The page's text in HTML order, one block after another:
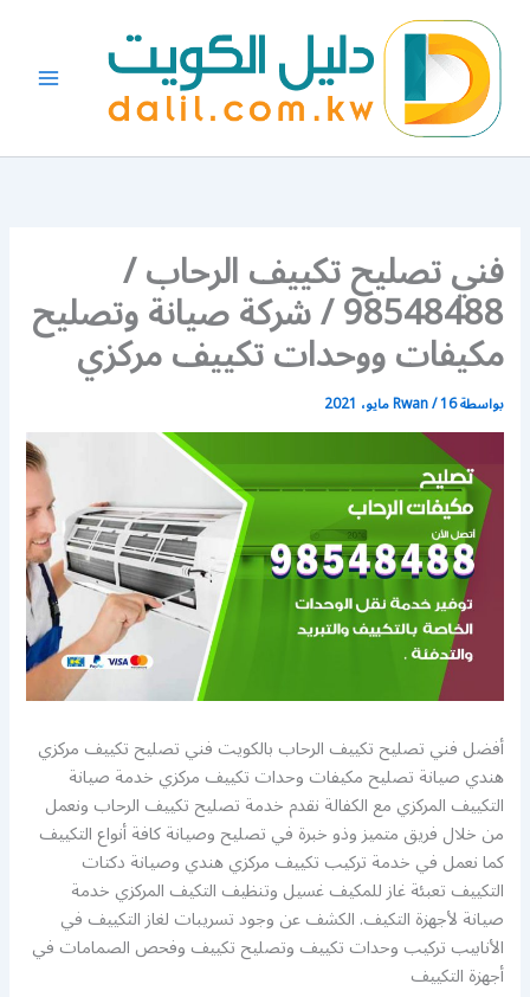
المحتوى
فني تصليح تكييف الرحاب /
98548488 / شركة صيانة وتصليح
مكيفات ووحدات تكييف مركزي
بواسطة Rwan/16 مايو، 2021
أفضل فني تصليح تكييف الرحاب بالكويت فني تصليح تكييف مركزي
هندي صيانة تصليح مكيفات وحدات تكييف مركزي خدمة صيانة
التكييف المركزي مع الكفالة نقدم خدمة تصليح تكييف الرحاب ونعمل
من خلال فريق متميز وذو خبرة في تصليح وصيانة كافة أنواع التكييف
كما نعمل في خدمة تركيب تكييف مركزي هندي وصيانة دكتات
التكييف تعبئة غاز للمكيف غسيل وتنظيف التكيف المركزي خدمة
صيانة لأجهزة التكيف. الكشف عن وجود تسريبات لغاز التكييف في
الأنابيب تركيب وحدات تكييف وتصليح تكييف وفحص الصمامات في
أجهزة التكييف